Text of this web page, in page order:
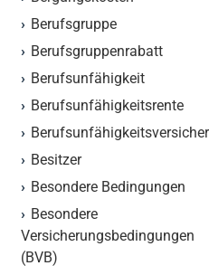
Berufsgruppe
Berufsgruppenrabatt
Berufsunfähigkeit
Berufsunfähigkeitsrente
Besitzer
Besondere Bedingungen
Besondere
Versicherungsbedingungen
(BVB)